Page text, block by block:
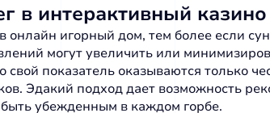
в интерактивный казино
онлайн игорный дом, тем более если
могут увеличить или
показатель оказываются только
Эдакий подход дает возможность
убежденным в каждом горбе.